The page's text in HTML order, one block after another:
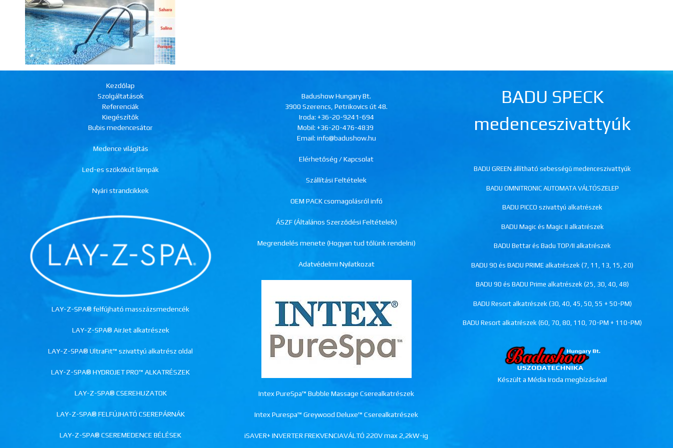
Kezdőlap
Szolgáltatások
Referenciák
Kiegészítők
Bubis medencesátor
Medence világítás
Led-es szökőkút lámpák
Nyári strandcikkek
LAY-Z-SPA® felfújható masszázsmedencék
LAY-Z-SPA® AirJet alkatrészek
LAY-Z-SPA® UltraFit™ szivattyú alkatrész oldal
LAY-Z-SPA® HYDROJET PRO™ ALKATRÉSZEK
LAY-Z-SPA® CSEREHUZATOK
LAY-Z-SPA® FELFÚJHATÓ CSEREPÁRNÁK
LAY-Z-SPA® CSEREMEDENCE BÉLÉSEK
Badushow Hungary Bt.
3900 Szerencs, Petrikovics út 48.
Iroda: +36-20-9241-694
Mobil:+36-20-476-4839
Email: info@badushow.hu
Elérhetőség / Kapcsolat
Szállítási Feltételek
OEM PACK csomagolásról infó
ÁSZF (Általános Szerződési Feltételek)
Megrendelés menete (Hogyan tud tőlünk rendelni)
Adatvédelmi Nyilatkozat
Intex PureSpa™ Bubble Massage Cserealkatrészek
Intex Purespa™ Greywood Deluxe™ Cserealkatrészek
iSAVER+ INVERTER FREKVENCIAVÁLTÓ 220V max 2,2kW-ig
BADU SPECK
medenceszivattyúk
BADU GREEN állítható sebességű medenceszivattyúk
BADU OMNITRONIC AUTOMATA VÁLTÓSZELEP
BADU PICCO szivattyú alkatrészek
BADU Magic és Magic II alkatrészek
BADU Bettar és Badu TOP/II alkatrészek
BADU 90 és BADU PRIME alkatrészek (7, 11, 13, 15, 20)
BADU 90 és BADU Prime alkatrészek (25, 30, 40, 48)
BADU Resort alkatrészek (30, 40, 45, 50, 55 + 50-PM)
BADU Resort alkatrészek (60, 70, 80, 110, 70-PM + 110-PM)
Készült a Média Iroda megbízásával